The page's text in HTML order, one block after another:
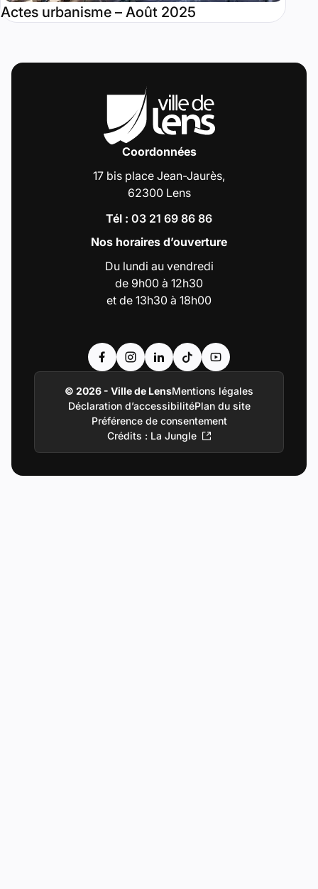
Actes urbanisme – Août 2025
Coordonnées
17 bis place Jean-Jaurès,
62300 Lens
Tél : 03 21 69 86 86
Nos horaires d’ouverture
Du lundi au vendredi
de 9h00 à 12h30
et de 13h30 à 18h00
Accéder au compte : Facebook (Lien
Accéder au compte : Instagram (Lien
Accéder au compte : Linkedin
Accéder au compte :
Accéder au compte :
© 2026 - Ville de LensMentions légales
Déclaration d’accessibilitéPlan du site
Préférence de consentement
Crédits : La Jungle